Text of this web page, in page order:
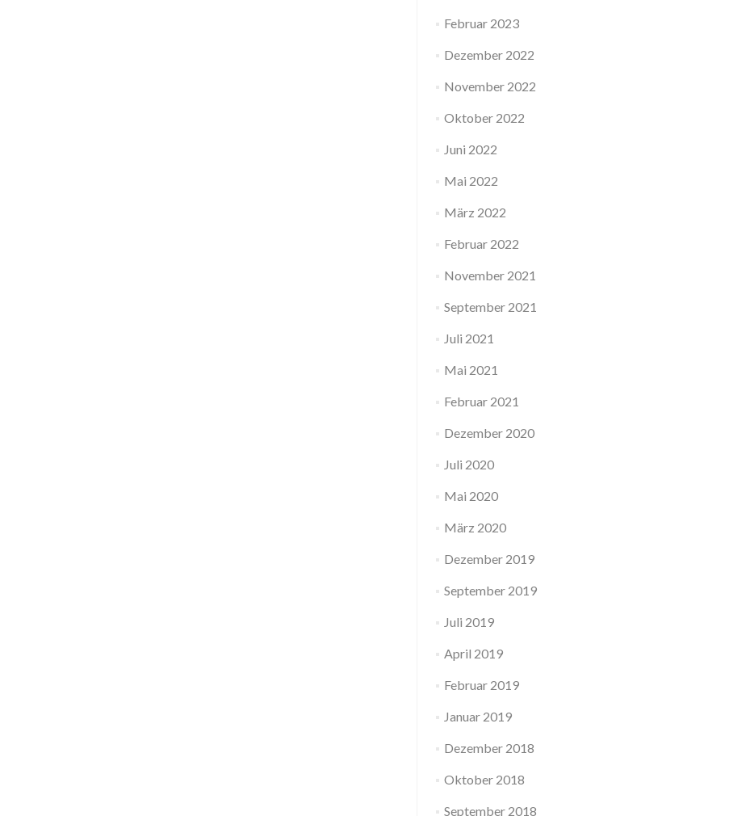
Februar 2023
Dezember 2022
November 2022
Oktober 2022
Juni 2022
Mai 2022
März 2022
Februar 2022
November 2021
September 2021
Juli 2021
Mai 2021
Februar 2021
Dezember 2020
Juli 2020
Mai 2020
März 2020
Dezember 2019
September 2019
Juli 2019
April 2019
Februar 2019
Januar 2019
Dezember 2018
Oktober 2018
September 2018